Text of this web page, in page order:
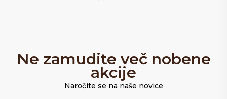
Ne zamudite več nobene
akcije
Naročite se na naše novice